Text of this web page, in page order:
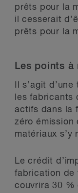
prêts pour la
il cesserait
prêts pour la
Les points à
Il s’agit
les fabricants
actifs dans la
zéro émission
matériaux s’y
Le crédit
fabrication de
couvrira 30 %